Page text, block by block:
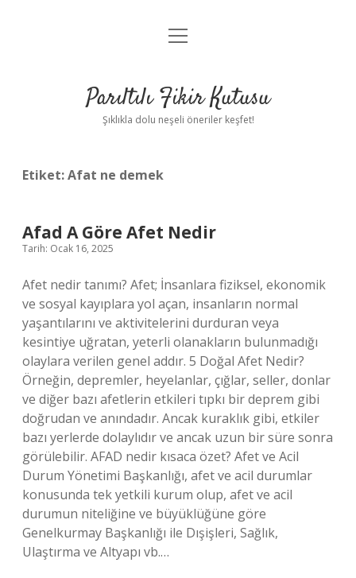
Anasayfa
Yasal Uyarı
menüyü
Parıltılı Fikir Kutusu
Şıklıkla dolu neşeli öneriler keşfet!
Etiket:Afat ne demek
Afad A Göre Afet Nedir
Tarih: Ocak 16, 2025
Afet nedir tanımı? Afet; İnsanlara fiziksel, ekonomik
ve sosyal kayıplara yol açan, insanların normal
yaşantılarını ve aktivitelerini durduran veya
kesintiye uğratan, yeterli olanakların bulunmadığı
olaylara verilen genel addır. 5 Doğal Afet Nedir?
Örneğin, depremler, heyelanlar, çığlar, seller, donlar
ve diğer bazı afetlerin etkileri tıpkı bir deprem gibi
doğrudan ve anındadır. Ancak kuraklık gibi, etkiler
bazı yerlerde dolaylıdır ve ancak uzun bir süre sonra
görülebilir. AFAD nedir kısaca özet? Afet ve Acil
Durum Yönetimi Başkanlığı, afet ve acil durumlar
konusunda tek yetkili kurum olup, afet ve acil
durumun niteliğine ve büyüklüğüne göre
Genelkurmay Başkanlığı ile Dışişleri, Sağlık,
Ulaştırma ve Altyapı vb.…